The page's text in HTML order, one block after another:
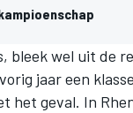
bleek wel uit de
jaar een
het geval. In